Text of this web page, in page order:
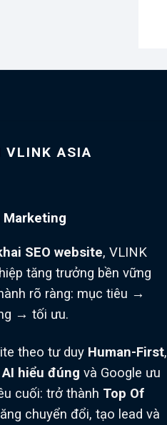
VLINK ASIA
Marketing
SEO website, VLINK
tăng trưởng bền vững
rõ ràng: mục tiêu →
→ tối ưu.
theo tư duy Human-First,
AI hiểu đúng và Google ưu
cuối: trở thành Top Of
chuyển đổi, tạo lead và